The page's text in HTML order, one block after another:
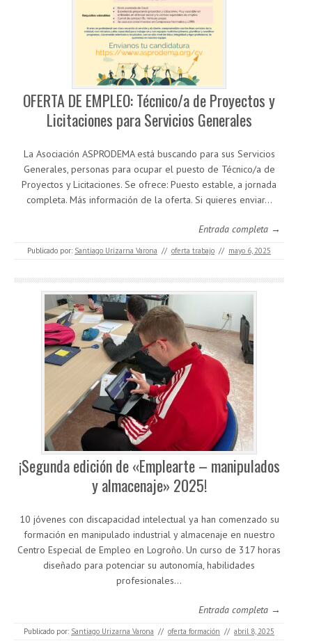
OFERTA DE EMPLEO: Técnico/a de Proyectos y
Licitaciones para Servicios Generales
La Asociación ASPRODEMA está buscando para sus Servicios
Generales, personas para ocupar el puesto de Técnico/a de
Proyectos y Licitaciones. Se ofrece: Puesto estable, a jornada
completa. Más información de la oferta. Si quieres enviar…
Entrada completa →
Publicado por: Santiago Urizarna Varona // oferta trabajo // mayo 6, 2025
¡Segunda edición de «Emplearte – manipulados
y almacenaje» 2025!
10 jóvenes con discapacidad intelectual ya han comenzado su
formación en manipulado industrial y almacenaje en nuestro
Centro Especial de Empleo en Logroño. Un curso de 317 horas
diseñado para potenciar su autonomía, habilidades
profesionales…
Entrada completa →
Publicado por: Santiago Urizarna Varona // oferta formación // abril 8, 2025